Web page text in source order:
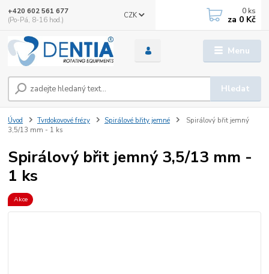
Menu
CZK
Hledat
+420 602 561 677
(Po-Pá, 8-16 hod.)
0 ks
za 0 Kč
Úvod Tvrdokovové frézy Spirálové břity jemné
Spirálový břit jemný
3,5/13 mm - 1 ks
Spirálový břit jemný 3,5/13 mm -
1 ks
Akce